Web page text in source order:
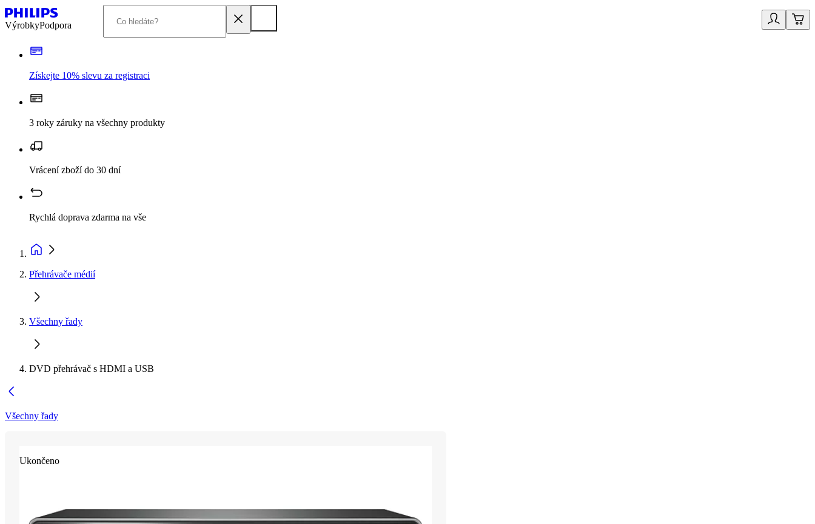
VýrobkyPodpora
Získejte 10% slevu za registraci
3 roky záruky na všechny produkty
Vrácení zboží do 30 dní
Rychlá doprava zdarma na vše
Přehrávače médií
Všechny řady
DVD přehrávač s HDMI a USB
Všechny řady
Ukončeno